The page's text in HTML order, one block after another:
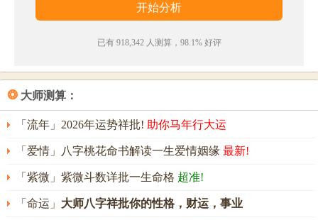
已有 918,342 人测算，98.1% 好评
❂ 大师测算：
「流年」2026年运势祥批! 助你马年行大运
「爱情」八字桃花命书解读一生爱情姻缘 最新!
「紫微」紫微斗数详批一生命格 超准!
「命运」 大师八字祥批你的性格，财运，事业